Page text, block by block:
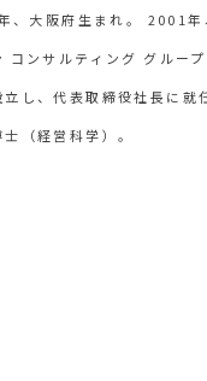
、大阪府生まれ。 2001年
コンサルティング グルー
立し、代表取締役社長に
（経営科学）。